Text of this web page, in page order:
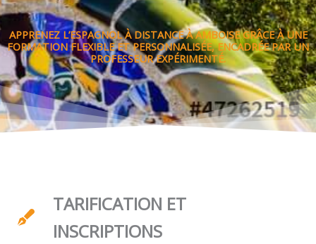
APPRENEZ L’ESPAGNOL À DISTANCE À AMBOISE GRÂCE À UNE
FORMATION FLEXIBLE ET PERSONNALISÉE, ENCADRÉE PAR UN
PROFESSEUR EXPÉRIMENTÉ.
TARIFICATION ET
INSCRIPTIONS